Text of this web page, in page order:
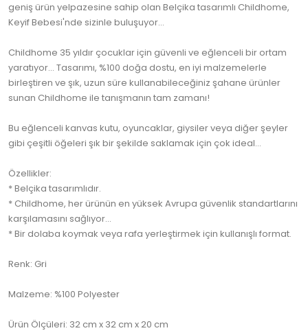
geniş ürün yelpazesine sahip olan Belçika tasarımlı Childhome,
Keyif Bebesi'nde sizinle buluşuyor...
Childhome 35 yıldır çocuklar için güvenli ve eğlenceli bir ortam
yaratıyor... Tasarımı, %100 doğa dostu, en iyi malzemelerle
birleştiren ve şık, uzun süre kullanabileceğiniz şahane ürünler
sunan Childhome ile tanışmanın tam zamanı!
Bu eğlenceli kanvas kutu, oyuncaklar, giysiler veya diğer şeyler
gibi çeşitli öğeleri şık bir şekilde saklamak için çok ideal...
Özellikler:
* Belçika tasarımlıdır.
* Childhome, her ürünün en yüksek Avrupa güvenlik standartlarını
karşılamasını sağlıyor...
* Bir dolaba koymak veya rafa yerleştirmek için kullanışlı format.
Renk: Gri
Malzeme: %100 Polyester
Ürün Ölçüleri: 32 cm x 32 cm x 20 cm